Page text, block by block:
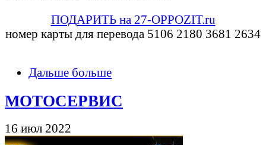
ПОДАРИТЬ на 27-OPPOZIT.ru
номер карты для перевода 5106 2180 3681 2634
Дальше больше
МОТОСЕРВИС
16 июл 2022